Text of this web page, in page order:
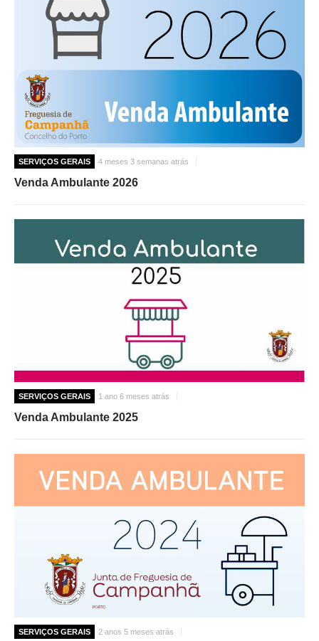
SERVIÇOS GERAIS 4 meses 3 semanas atrás
Venda Ambulante 2026
SERVIÇOS GERAIS 1 ano 6 meses atrás
Venda Ambulante 2025
SERVIÇOS GERAIS 2 anos 5 meses atrás